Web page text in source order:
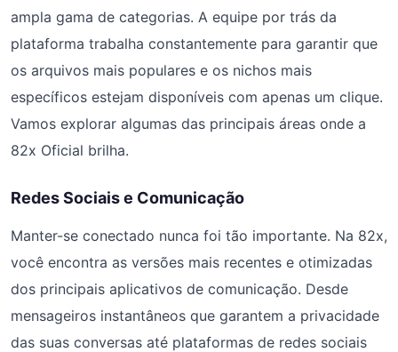
ampla gama de categorias. A equipe por trás da
plataforma trabalha constantemente para garantir que
os arquivos mais populares e os nichos mais
específicos estejam disponíveis com apenas um clique.
Vamos explorar algumas das principais áreas onde a
82x Oficial brilha.
Redes Sociais e Comunicação
Manter-se conectado nunca foi tão importante. Na 82x,
você encontra as versões mais recentes e otimizadas
dos principais aplicativos de comunicação. Desde
mensageiros instantâneos que garantem a privacidade
das suas conversas até plataformas de redes sociais